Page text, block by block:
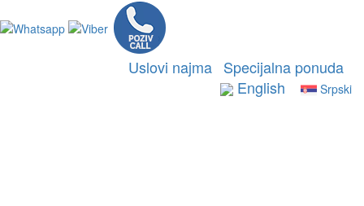
Uslovi najma Specijalna ponuda
English
Srpski